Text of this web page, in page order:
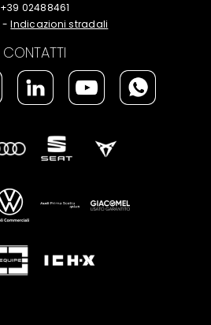
+39 02488461
-Indicazioni stradali
CONTATTI